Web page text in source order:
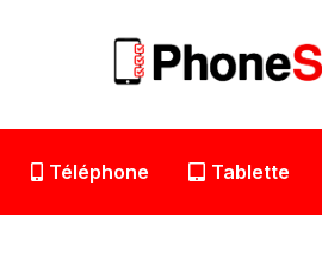
Téléphone Tablette